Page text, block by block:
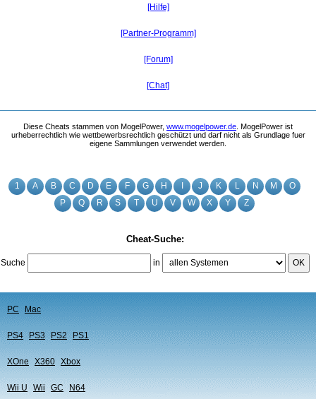
1 A B C D E F G H J K L N M
O
P
Q R S T U V W X Y Z
Cheat-Suche:
Suche in OK
PC Mac
PS4 PS3 PS2 PS1
XOne X360 Xbox
Wii U Wii GC N64
[Hilfe]
[Partner-Programm]
[Forum]
[Chat]
Diese Cheats stammen von MogelPower, www.mogelpower.de . MogelPower ist
urheberrechtlich wie wettbewerbsrechtlich geschützt und darf nicht als Grundlage fuer
eigene Sammlungen verwendet werden.